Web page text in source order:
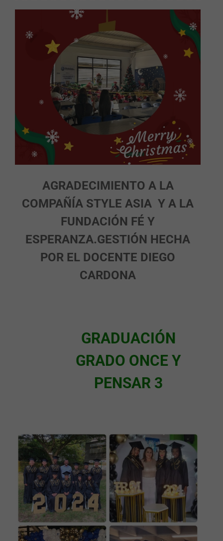
AGRADECIMIENTO A LA
COMPAÑÍA STYLE ASIA Y A LA
FUNDACIÓN FÉ Y
ESPERANZA.GESTIÓN HECHA
POR EL DOCENTE DIEGO
CARDONA
GRADUACIÓN
GRADO ONCE Y
PENSAR 3